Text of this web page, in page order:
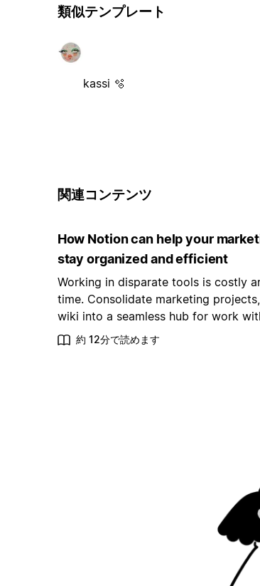
類似テンプレート
kassi 🫧
関連コンテンツ
How Notion can help your
stay organized and efficient
Working in disparate tools is costly
time. Consolidate marketing
wiki into a seamless hub for work
約 12分で読めます